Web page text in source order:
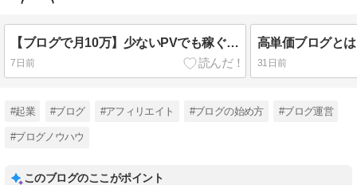
【ブログで月10万】少ないPVでも稼ぐ！初心者向け高単価ブログ戦略3ステップ
7日前 31日前
#起業 #ブログ #アフィリエイト #ブログの始め方 #ブログ運営
#ブログノウハウ
このブログのここがポイント